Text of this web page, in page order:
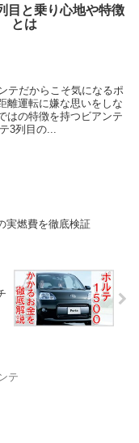
目と乗り心地や特徴
とは
テだからこそ気になるポ
離運転に嫌な思いをしな
はの特徴を持つビアンテ
3列目の...
実燃費を徹底検証
テ